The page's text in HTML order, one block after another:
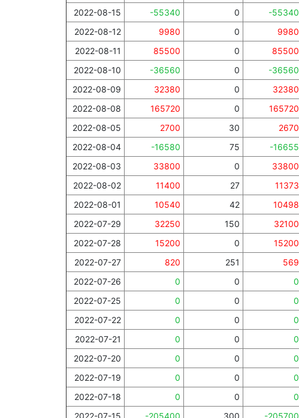
2022-08-15
-55340 0 -55340
2022-08-12
9980 0 9980
2022-08-11
85500 0 85500
2022-08-10
-36560 0 -36560
2022-08-09
32380 0 32380
2022-08-08
165720 0 165720
2022-08-05
2700 30 2670
2022-08-04
-16580 75 -16655
2022-08-03
33800 0 33800
2022-08-02
11400 27 11373
2022-08-01
10540 42 10498
2022-07-29
32250 150 32100
2022-07-28
15200 0 15200
2022-07-27
820 251 569
2022-07-26
0 0 0
2022-07-25
0 0 0
2022-07-22
0 0 0
2022-07-21
0 0 0
2022-07-20
0 0 0
2022-07-19
0 0 0
2022-07-18
0 0 0
2022-07-15
-205400 300 -205700